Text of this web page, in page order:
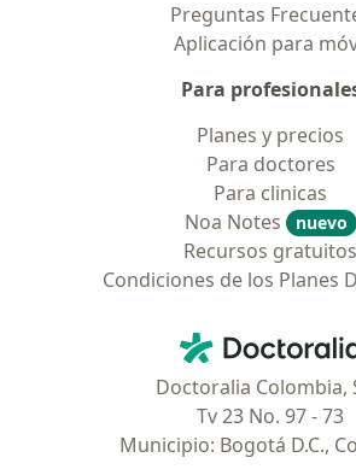
Preguntas
Aplicación para
Para
Planes y precios
Para doctores
Para clinicas
Noa Notes
nuevo
Recursos gratuitos
Condiciones de los Planes
Doctoralia -
Doctoralia Colombia,
Tv 23 No. 97 - 73
Municipio: Bogotá D.C.,